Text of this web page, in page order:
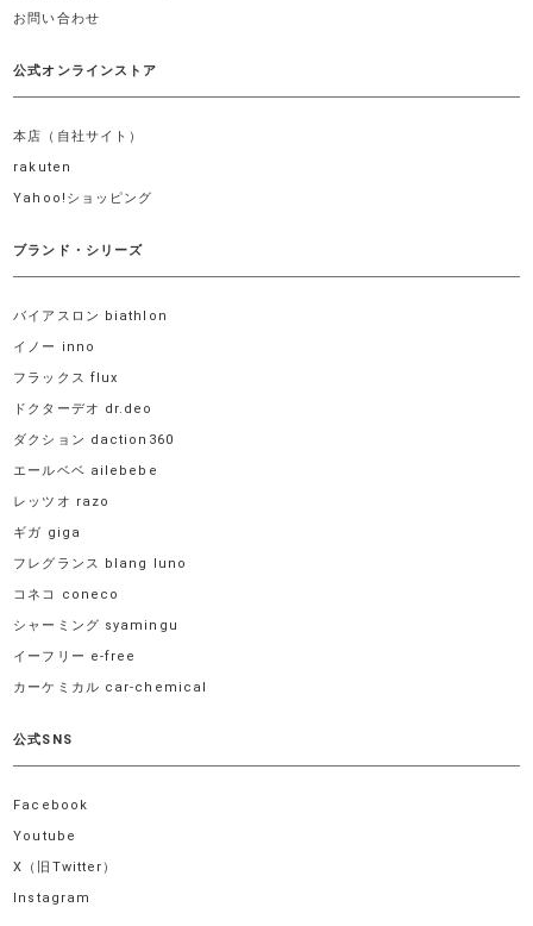
お問い合わせ
公式オンラインストア
本店（自社サイト）
rakuten
Yahoo!ショッピング
ブランド・シリーズ
バイアスロン biathlon
イノー inno
フラックス flux
ドクターデオ dr.deo
ダクション daction360
エールベベ ailebebe
レッツオ razo
ギガ giga
フレグランス blang luno
コネコ coneco
シャーミング syamingu
イーフリー e-free
カーケミカル car-chemical
公式SNS
Facebook
Youtube
X（旧Twitter）
Instagram